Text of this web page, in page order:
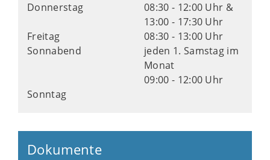
Donnerstag
08:30 - 12:00 Uhr &
13:00 - 17:30 Uhr
Freitag
08:30 - 13:00 Uhr
Sonnabend
jeden 1. Samstag im
Monat
09:00 - 12:00 Uhr
Sonntag
Dokumente